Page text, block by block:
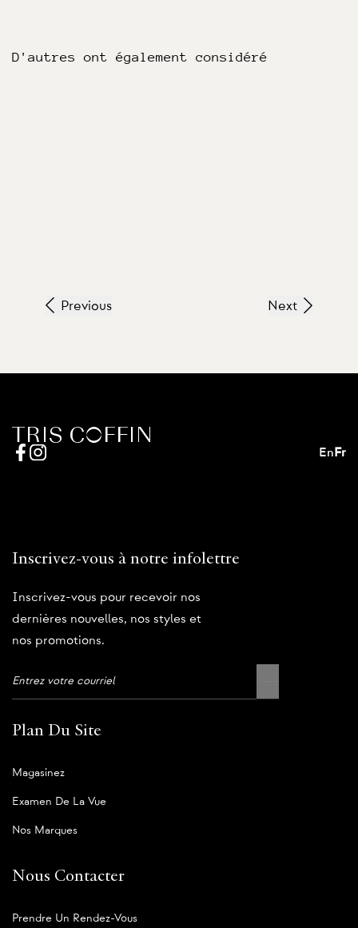
D'autres ont également considéré
Previous Next
EnFr
Inscrivez-vous à notre infolettre
Inscrivez-vous pour recevoir nos
dernières nouvelles, nos styles et
nos promotions.
Plan Du Site
Magasinez
Examen De La Vue
Nos Marques
Nous Contacter
Prendre Un Rendez-Vous